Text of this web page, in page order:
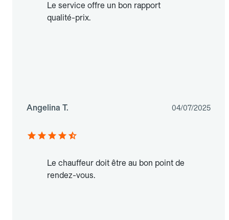
Le service offre un bon rapport
qualité-prix.
Angelina T. 04/07/2025
Le chauffeur doit être au bon point de
rendez-vous.